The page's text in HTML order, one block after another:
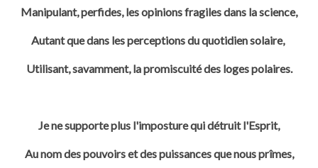
Manipulant, perfides, les opinions fragiles dans la science,
Autant que dans les perceptions du quotidien solaire,
Utilisant, savamment, la promiscuité des loges polaires.
Je ne supporte plus l'imposture qui détruit l'Esprit,
Au nom des pouvoirs et des puissances que nous prîmes,